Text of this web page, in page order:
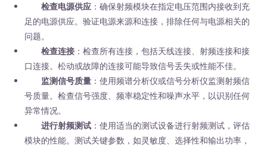
检查电源供应 ：确保射频模块在指定电压范围内接收到充
足的电源供应。验证电源来源和连接，排除任何与电源相关的
问题。
检查连接 ：检查所有连接，包括天线连接、射频连接和接
口连接。松动或故障的连接可能导致信号丢失或性能不佳。
监测信号质量 ：使用频谱分析仪或信号分析仪监测射频信
号质量。检查信号强度、频率稳定性和噪声水平，以识别任何
异常情况。
进行射频测试 ：使用适当的测试设备进行射频测试，评估
模块的性能。测试关键参数，如灵敏度、选择性和输出功率，